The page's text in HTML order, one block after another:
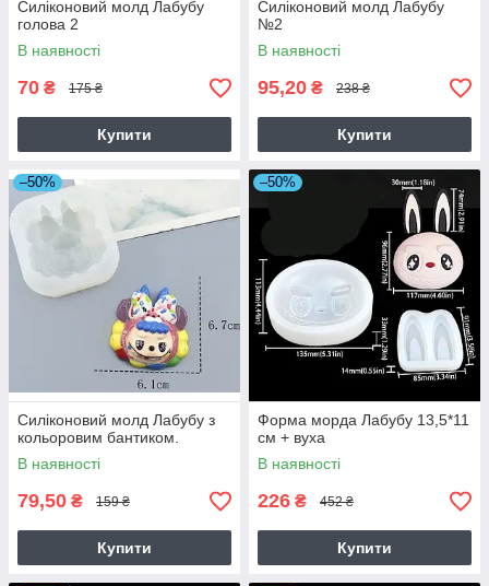
Силіконовий молд Лабубу
голова 2
В наявності
70 ₴ 175 ₴
Купити
Силіконовий молд Лабубу
№2
В наявності
95,20 ₴ 238 ₴
Купити
–50%
Силіконовий молд Лабубу з
кольоровим бантиком.
В наявності
79,50 ₴ 159 ₴
Купити
–50%
Форма морда Лабубу 13,5*11
см + вуха
В наявності
226 ₴ 452 ₴
Купити